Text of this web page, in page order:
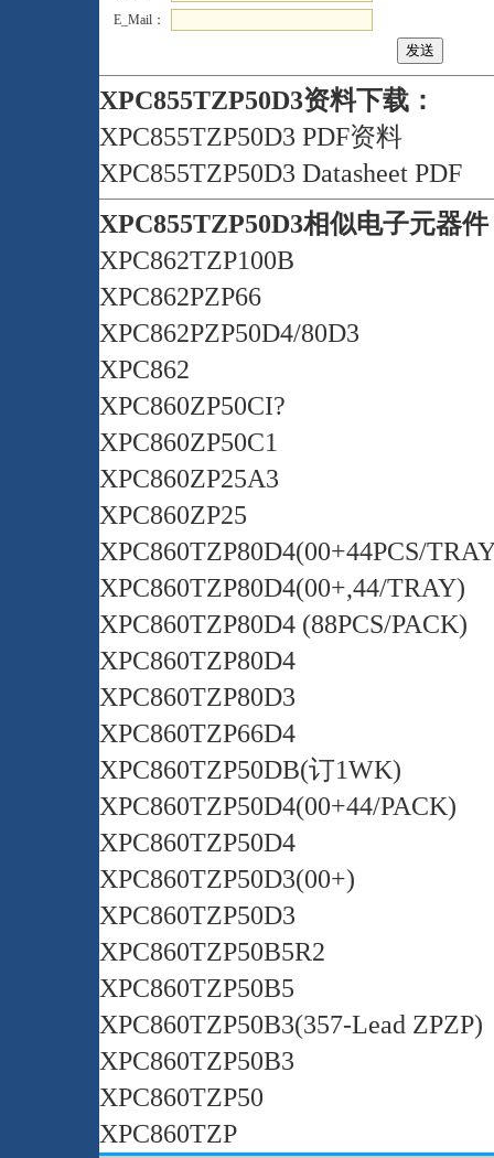
E_Mail：
XPC855TZP50D3资料下载：
XPC855TZP50D3 PDF资料
XPC855TZP50D3 Datasheet PDF
XPC855TZP50D3相似电子元器
XPC862TZP100B
XPC862PZP66
XPC862PZP50D4/80D3
XPC862
XPC860ZP50CI?
XPC860ZP50C1
XPC860ZP25A3
XPC860ZP25
XPC860TZP80D4(00+44PCS/
XPC860TZP80D4(00+,44/TRAY)
XPC860TZP80D4 (88PCS/PACK)
XPC860TZP80D4
XPC860TZP80D3
XPC860TZP66D4
XPC860TZP50DB(订1WK)
XPC860TZP50D4(00+44/PACK)
XPC860TZP50D4
XPC860TZP50D3(00+)
XPC860TZP50D3
XPC860TZP50B5R2
XPC860TZP50B5
XPC860TZP50B3(357-Lead ZPZP)
XPC860TZP50B3
XPC860TZP50
XPC860TZP